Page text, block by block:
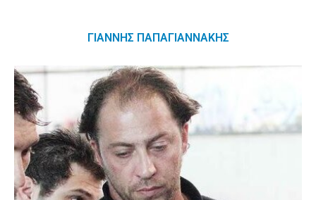
ΓΙΆΝΝΗΣ ΠΑΠΑΓΙΑΝΝΆΚΗΣ